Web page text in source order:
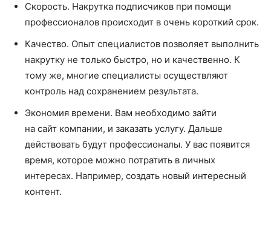
Скорость. Накрутка подписчиков при помощи
профессионалов происходит в очень короткий срок.
Качество. Опыт специалистов позволяет выполнить
накрутку не только быстро, но и качественно. К
тому же, многие специалисты осуществляют
контроль над сохранением результата.
Экономия времени. Вам необходимо зайти
на сайт компании, и заказать услугу. Дальше
действовать будут профессионалы. У вас появится
время, которое можно потратить в личных
интересах. Например, создать новый интересный
контент.